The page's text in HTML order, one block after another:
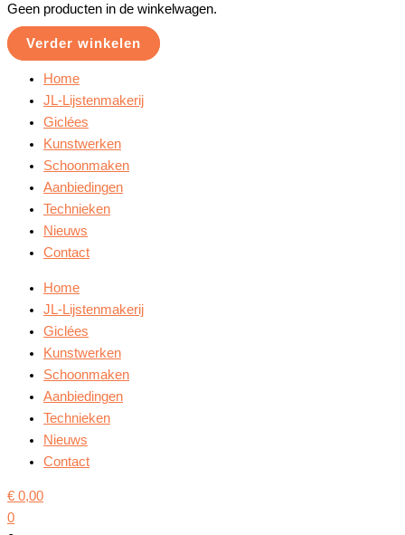
Geen producten in de winkelwagen.
Verder winkelen
Home
JL-Lijstenmakerij
Giclées
Kunstwerken
Schoonmaken
Aanbiedingen
Technieken
Nieuws
Contact
Home
JL-Lijstenmakerij
Giclées
Kunstwerken
Schoonmaken
Aanbiedingen
Technieken
Nieuws
Contact
€ 0,00
0